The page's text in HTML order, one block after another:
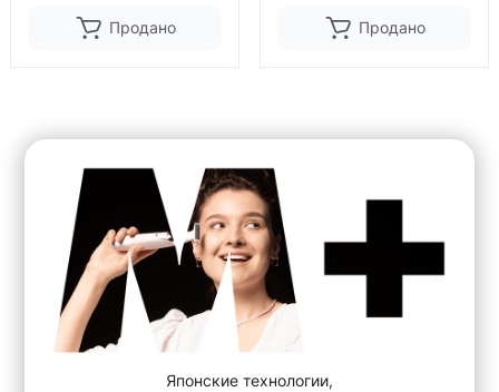
Продано Продано
Японские технологии,